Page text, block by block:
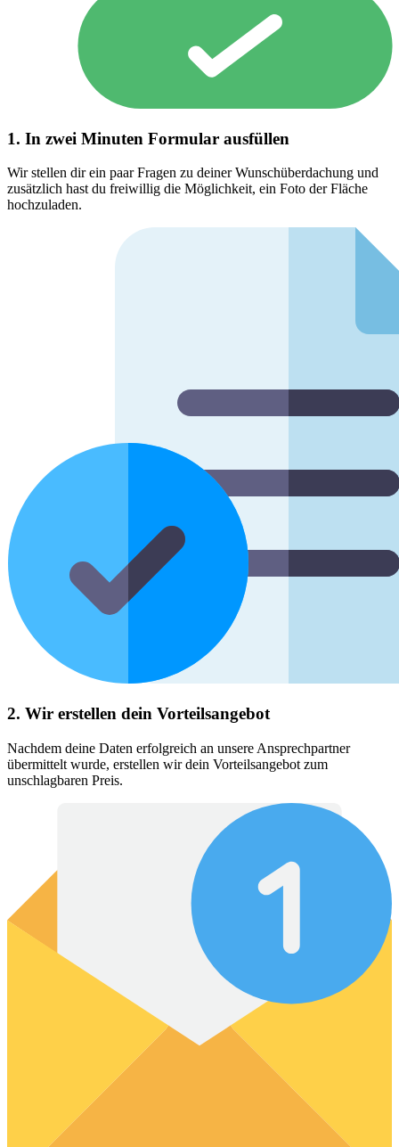
1. In zwei Minuten Formular ausfüllen
Wir stellen dir ein paar Fragen zu deiner Wunschüberdachung und
zusätzlich hast du freiwillig die Möglichkeit, ein Foto der Fläche
hochzuladen.
2. Wir erstellen dein Vorteilsangebot
Nachdem deine Daten erfolgreich an unsere Ansprechpartner
übermittelt wurde, erstellen wir dein Vorteilsangebot zum
unschlagbaren Preis.